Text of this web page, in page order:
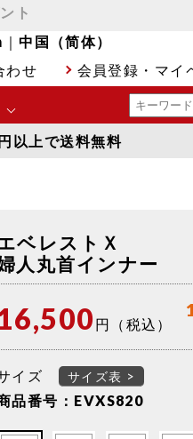
ト
｜中国（简体）
わせ
会員登録・マイ
最適
適
ケア
以上で送料無料
ベレストＸ
人丸首インナー
円（税込）
イズ サイズ表 >
品番号：EVXS820